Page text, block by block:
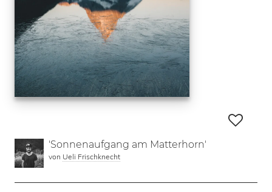
'Sonnenaufgang am Matterhorn'
von Ueli Frischknecht